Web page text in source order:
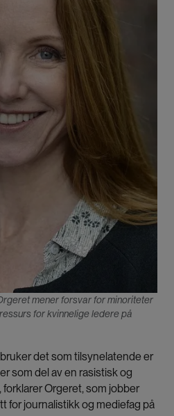
mener forsvar for minoriteter
for kvinnelige ledere på
det som tilsynelatende er
som del av en rasistisk og
Orgeret, som jobber
for journalistikk og mediefag på